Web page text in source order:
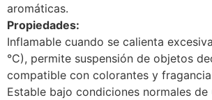
aromáticas.
Propiedades:
Inflamable cuando se calienta
°C), permite suspensión de objetos
compatible con colorantes y
Estable bajo condiciones normales